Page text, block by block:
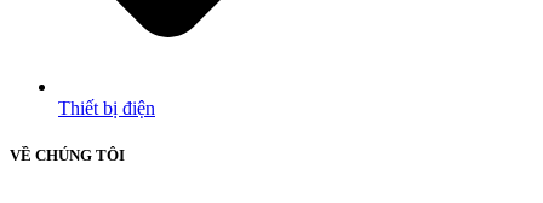
Thiết bị điện
VỀ CHÚNG TÔI